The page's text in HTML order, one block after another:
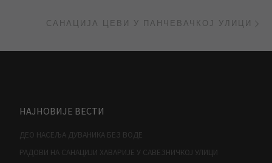
САНАЦИЈА ЦЕВИ У ПАНЧЕВАЧКОЈ УЛИЦИ
НАЈНОВИЈЕ ВЕСТИ
ДЕО НАСЕЉА ДУВАНИКА БЕЗ ВОДЕ
РАДОВИ НА САНАЦИЈИ ХАВАРИЈЕ У САВЕЗНИЧКОЈ УЛИЦИ